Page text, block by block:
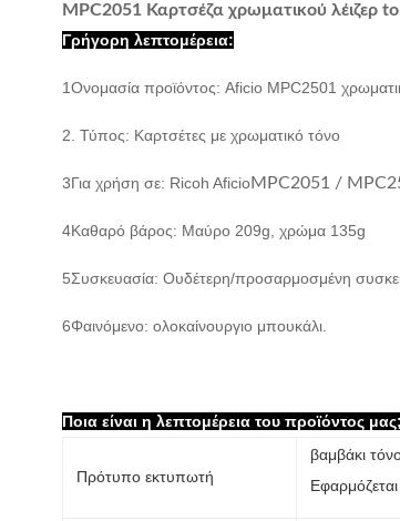
MPC2051 Καρτσέζα χρωματικού λέιζερ
Γρήγορη λεπτομέρεια:
1Ονομασία προϊόντος: Aficio MPC2501
2. Τύπος: Καρτσέτες με χρωματικό τόνο
3Για χρήση σε: Ricoh AficioMPC2051 /
4Καθαρό βάρος: Μαύρο 209g, χρώμα 135g
5Συσκευασία: Ουδέτερη/προσαρμοσμένη
6Φαινόμενο: ολοκαίνουργιο μπουκάλι.
Ποια είναι η λεπτομέρεια του προϊόντος μας;
Πρότυπο εκτυπωτή
βαμβάκι